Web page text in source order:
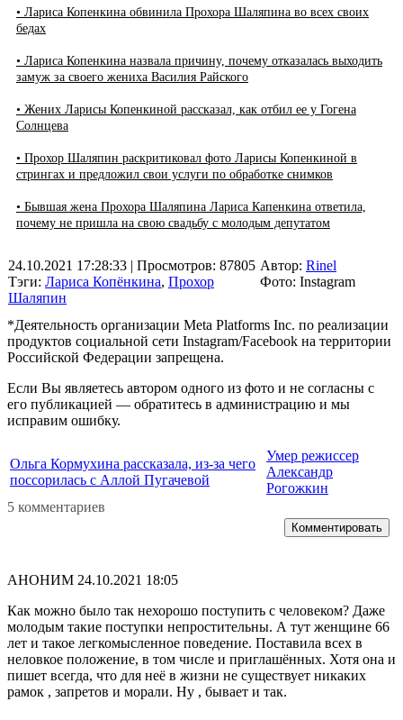
• Лариса Копенкина обвинила Прохора Шаляпина во всех своих
бедах
• Лариса Копенкина назвала причину, почему отказалась выходить
замуж за своего жениха Василия Райского
• Жених Ларисы Копенкиной рассказал, как отбил ее у Гогена
Солнцева
• Прохор Шаляпин раскритиковал фото Ларисы Копенкиной в
стрингах и предложил свои услуги по обработке снимков
• Бывшая жена Прохора Шаляпина Лариса Капенкина ответила,
почему не пришла на свою свадьбу с молодым депутатом
24.10.2021 17:28:33 | Просмотров: 87805
Тэги: Лариса Копёнкина, Прохор
Шаляпин
Автор: Rinel
Фото: Instagram
*Деятельность организации Meta Platforms Inc. по реализации
продуктов социальной сети Instagram/Facebook на территории
Российской Федерации запрещена.
Если Вы являетесь автором одного из фото и не согласны с
его публикацией — обратитесь в администрацию и мы
исправим ошибку.
Ольга Кормухина рассказала, из-за чего
поссорилась с Аллой Пугачевой
Умер режиссер
Александр
Рогожкин
5 комментариев
Комментировать
АНОНИМ 24.10.2021 18:05
Как можно было так нехорошо поступить с человеком? Даже
молодым такие поступки непростительны. А тут женщине 66
лет и такое легкомысленное поведение. Поставила всех в
неловкое положение, в том числе и приглашённых. Хотя она и
пишет всегда, что для неё в жизни не существует никаких
рамок , запретов и морали. Ну , бывает и так.